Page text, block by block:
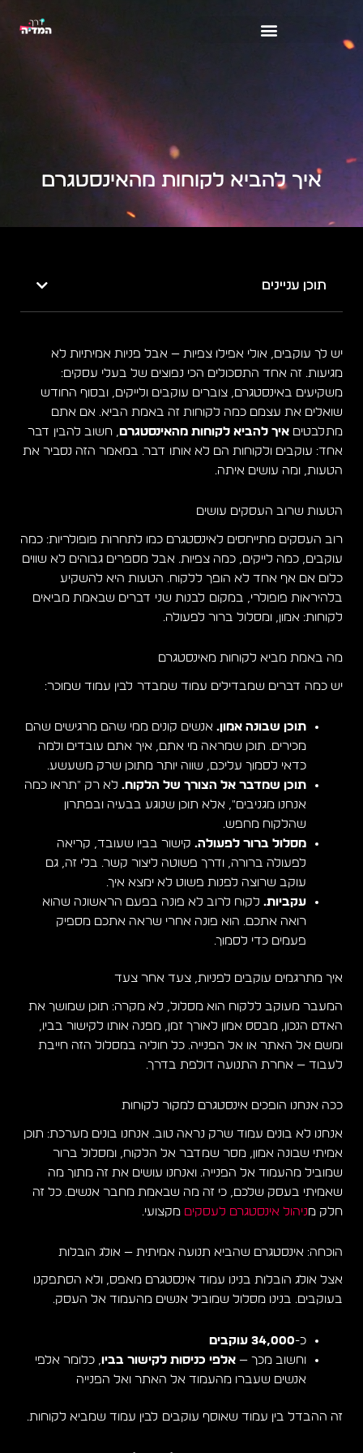
איך להביא לקוחות מהאינסטגרם
תוכן עניינים
יש לך עוקבים, אולי אפילו צפיות — אבל פניות אמיתיות לא
מגיעות. זה אחד התסכולים הכי נפוצים של בעלי עסקים:
משקיעים באינסטגרם, צוברים עוקבים ולייקים, ובסוף החודש
שואלים את עצמם כמה לקוחות זה באמת הביא. אם אתם
מתלבטים איך להביא לקוחות מהאינסטגרם, חשוב להבין דבר
אחד: עוקבים ולקוחות הם לא אותו דבר. במאמר הזה נסביר את
הטעות, ומה עושים איתה.
הטעות שרוב העסקים עושים
רוב העסקים מתייחסים לאינסטגרם כמו לתחרות פופולריות: כמה
עוקבים, כמה לייקים, כמה צפיות. אבל מספרים גבוהים לא שווים
כלום אם אף אחד לא הופך ללקוח. הטעות היא להשקיע
בלהיראות פופולרי, במקום לבנות שני דברים שבאמת מביאים
לקוחות: אמון, ומסלול ברור לפעולה.
מה באמת מביא לקוחות מאינסטגרם
יש כמה דברים שמבדילים עמוד שמבדר לבין עמוד שמוכר:
תוכן שבונה אמון. אנשים קונים ממי שהם מרגישים שהם
מכירים. תוכן שמראה מי אתם, איך אתם עובדים ולמה
כדאי לסמוך עליכם, שווה יותר מתוכן שרק משעשע.
תוכן שמדבר אל הצורך של הלקוח. לא רק "תראו כמה
אנחנו מגניבים", אלא תוכן שנוגע בבעיה ובפתרון
שהלקוח מחפש.
מסלול ברור לפעולה. קישור בביו שעובד, קריאה
לפעולה ברורה, ודרך פשוטה ליצור קשר. בלי זה, גם
עוקב שרוצה לפנות פשוט לא ימצא איך.
עקביות. לקוח לרוב לא פונה בפעם הראשונה שהוא
רואה אתכם. הוא פונה אחרי שראה אתכם מספיק
פעמים כדי לסמוך.
איך מתרגמים עוקבים לפניות, צעד אחר צעד
המעבר מעוקב ללקוח הוא מסלול, לא מקרה: תוכן שמושך את
האדם הנכון, מבסס אמון לאורך זמן, מפנה אותו לקישור בביו,
ומשם אל האתר או אל הפנייה. כל חוליה במסלול הזה חייבת
לעבוד — אחרת התנועה דולפת בדרך.
ככה אנחנו הופכים אינסטגרם למקור לקוחות
אנחנו לא בונים עמוד שרק נראה טוב. אנחנו בונים מערכת: תוכן
אמיתי שבונה אמון, מסר שמדבר אל הלקוח, ומסלול ברור
שמוביל מהעמוד אל הפנייה. ואנחנו עושים את זה מתוך מה
שאמיתי בעסק שלכם, כי זה מה שבאמת מחבר אנשים. כל זה
חלק מניהול אינסטגרם לעסקים מקצועי.
הוכחה: אינסטגרם שהביא תנועה אמיתית — אולג הובלות
אצל אולג הובלות בנינו עמוד אינסטגרם מאפס, ולא הסתפקנו
בעוקבים. בנינו מסלול שמוביל אנשים מהעמוד אל העסק.
כ-34,000 עוקבים
וחשוב מכך — אלפי כניסות לקישור בביו , כלומר אלפי
אנשים שעברו מהעמוד אל האתר ואל הפנייה
זה ההבדל בין עמוד שאוסף עוקבים לבין עמוד שמביא לקוחות.